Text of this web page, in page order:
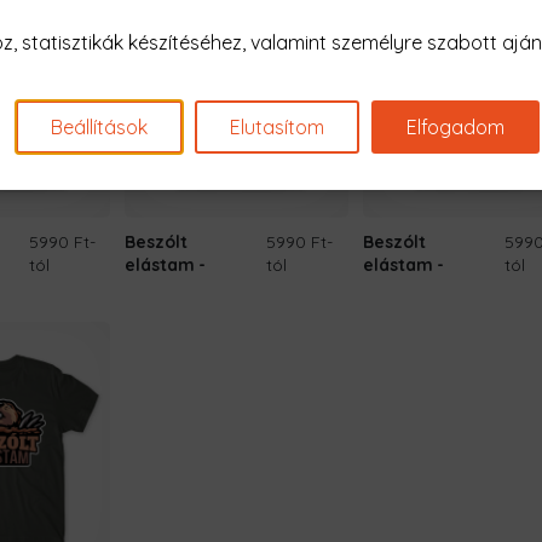
5990 Ft-
tól
Beszólt
elástam
5990 Ft-
tól
Beszólt
elástam
tól
statisztikák készítéséhez, valamint személyre szabott
Beállítások Elutasítom Elfogadom